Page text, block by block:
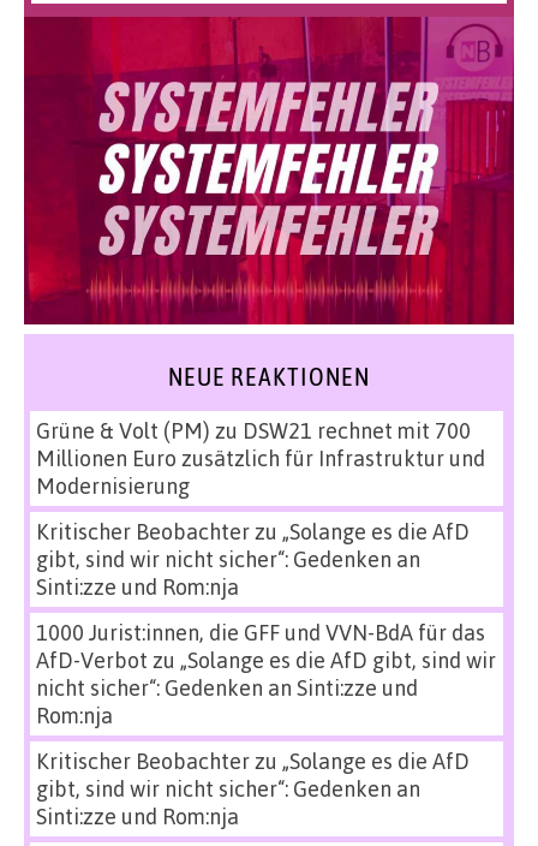
NEUE REAKTIONEN
Grüne & Volt (PM) zu DSW21 rechnet mit 700
Millionen Euro zusätzlich für Infrastruktur und
Modernisierung
Kritischer Beobachterzu „Solange es die AfD
gibt, sind wir nicht sicher“: Gedenken an
Sinti:zze und Rom:nja
1000 Jurist:innen, die GFF und VVN-BdA für das
AfD-Verbot zu „Solange es die AfD gibt, sind wir
nicht sicher“: Gedenken an Sinti:zze und
Rom:nja
Kritischer Beobachterzu „Solange es die AfD
gibt, sind wir nicht sicher“: Gedenken an
Sinti:zze und Rom:nja